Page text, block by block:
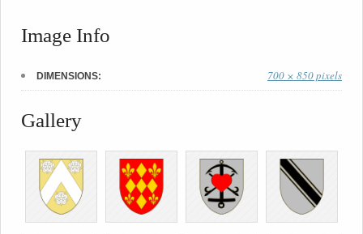
Image Info
DIMENSIONS: 700 × 850 pixels
Gallery